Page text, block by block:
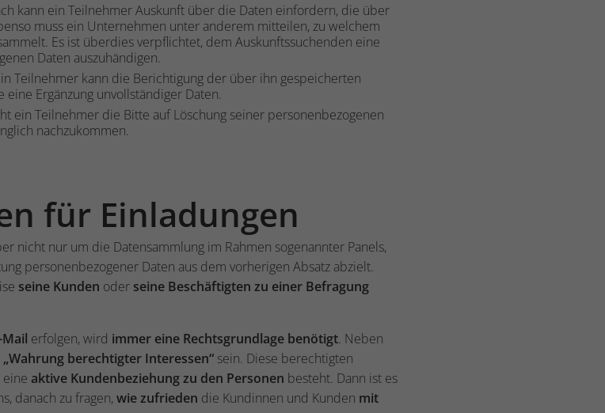
kann ein Teilnehmer Auskunft über die Daten einfordern, die über
muss ein Unternehmen unter anderem mitteilen, zu welchem
Es ist überdies verpflichtet, dem Auskunftssuchenden eine
Daten auszuhändigen.
Teilnehmer kann die Berichtigung der über ihn gespeicherten
Ergänzung unvollständiger Daten.
ein Teilnehmer die Bitte auf Löschung seiner personenbezogenen
nachzukommen.
für Einladungen
nicht nur um die Datensammlung im Rahmen sogenannter Panels,
personenbezogener Daten aus dem vorherigen Absatz abzielt.
seine Kunden oder seine Beschäftigten zu einer Befragung
Mail erfolgen, wird immer eine Rechtsgrundlage benötigt. Neben
„Wahrung berechtigter Interessen“ sein. Diese berechtigten
eine aktive Kundenbeziehung zu den Personen besteht. Dann ist es
danach zu fragen,wie zufrieden die Kundinnen und Kunden mit